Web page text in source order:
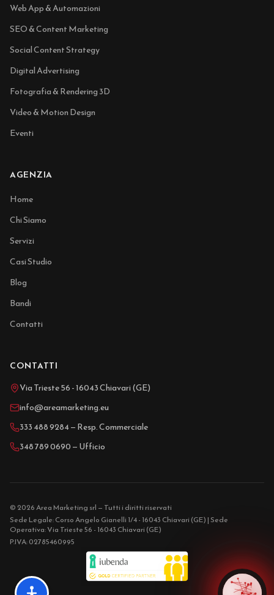
Web App & Automazioni
SEO & Content Marketing
Social Content Strategy
Digital Advertising
Fotografia & Rendering 3D
Video & Motion Design
Eventi
AGENZIA
Home
Chi Siamo
Servizi
Casi Studio
Blog
Bandi
Contatti
CONTATTI
Via Trieste 56 - 16043 Chiavari (GE)
info@areamarketing.eu
333 488 9284 — Resp. Commerciale
348 789 0690 — Ufficio
© 2026 Area Marketing srl — Tutti i diritti riservati
Sede Legale: Corso Angelo Gianelli 1/4 - 16043 Chiavari (GE) | Sede
Operativa: Via Trieste 56 - 16043 Chiavari (GE)
P.IVA: 02785460995